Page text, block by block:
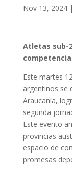
Nov 13, 2024|
Atletas sub-
Este martes
argentinos se
Araucanía,
segunda
Este evento
provincias
espacio de
promesas